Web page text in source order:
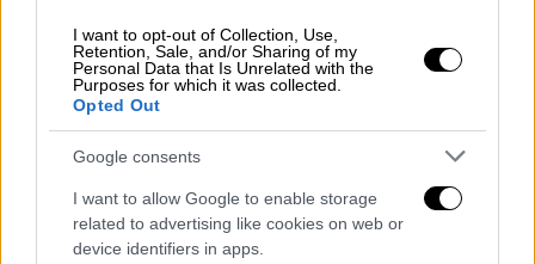
I want to opt-out of Collection, Use,
Retention, Sale, and/or Sharing of my
Personal Data that Is Unrelated with the
Purposes for which it was collected.
Opted Out
Google consents
I want to allow Google to enable storage
related to advertising like cookies on web or
device identifiers in apps.